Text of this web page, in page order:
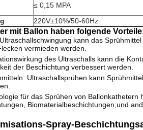
≤ 0,15 MPA
220V±10%/50-60Hz
mit Ballon haben folgende Vorteile
kann das
vermieden werden.
des Ultraschalls kann die
der Beschichtung verbessert werden.
Ultraschallsprühen kann
für das Sprühen von
Biomaterialbeschichtungen,und
Spray-